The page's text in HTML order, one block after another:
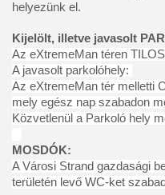
helyezünk el.
Kijelölt, illetve javasolt
Az eXtremeMan téren
A javasolt parkolóhely:
Az eXtremeMan tér melletti
mely egész nap szabadon
Közvetlenül a Parkoló hely
MOSDÓK:
A Városi Strand gazdasági
területén levő WC-ket